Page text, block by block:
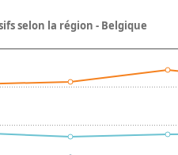
selon la région - Belgique